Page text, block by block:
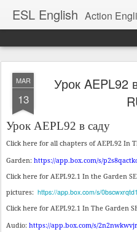
ESL English Action English Paragraphs: Total
MAR
13
Урок AEPL92
Урок AEPL92 в саду
Click here for all chapters of AEPL92 In
Garden: https://app.box.com/s/
Click here for AEPL92.1 In the Garden
pictures: https://app.box.com/s/
Click here for AEPL92.1 In The Garden
Audio: https://app.box.com/s/